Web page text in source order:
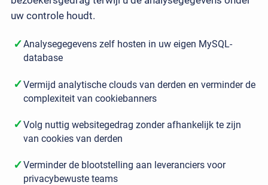
uw controle houdt.
✓Analysegegevens zelf hosten in uw eigen MySQL-
database
✓Vermijd analytische clouds van derden en verminder de
complexiteit van cookiebanners
✓Volg nuttig websitegedrag zonder afhankelijk te zijn
van cookies van derden
✓Verminder de blootstelling aan leveranciers voor
privacybewuste teams